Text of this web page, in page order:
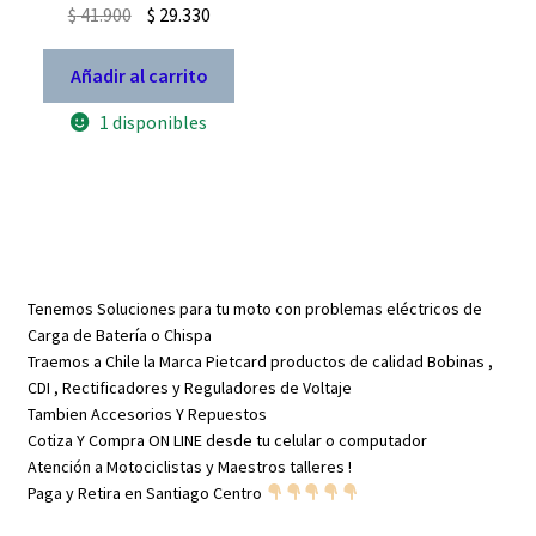
$41.900 El
precio
original
era:
$ 41.900.
$ 29.330El
precio
es:
Añadir al carrito
1 disponibles
Tenemos Soluciones para tu moto con problemas eléctricos de
Carga de Batería o Chispa
Traemos a Chile la Marca Pietcard productos de calidad Bobinas ,
CDI , Rectificadores y Reguladores de Voltaje
Tambien Accesorios Y Repuestos
Cotiza Y Compra ON LINE desde tu celular o computador
Atención a Motociclistas y Maestros talleres !
Paga y Retira en Santiago Centro